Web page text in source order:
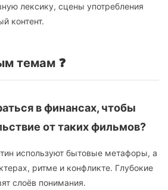
лексику, сцены употребления
контент.
темам ❓
в финансах, чтобы
от таких фильмов?
используют бытовые метафоры, а
ритме и конфликте. Глубокие
слоёв понимания.